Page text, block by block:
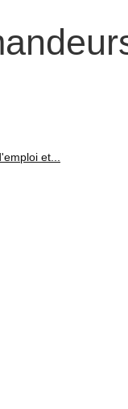
et...